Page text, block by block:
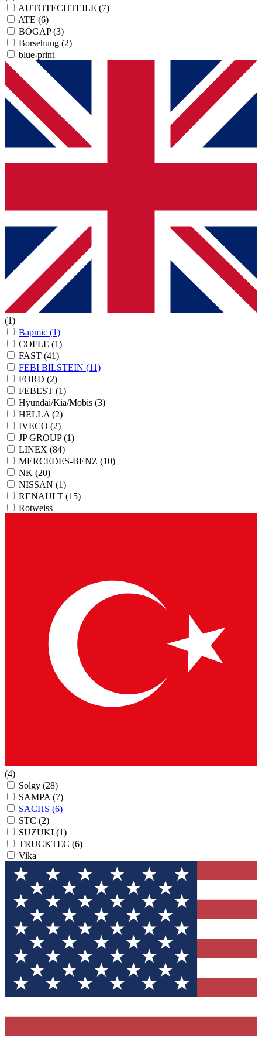
AUTOTECHTEILE (7)
ATE (6)
BOGAP(3)
Borsehung (2)
blue-print
(1)
Bapmic (1)
COFLE (1)
FAST (41)
FEBI BILSTEIN (11)
FORD (2)
FEBEST (1)
Hyundai/Kia/Mobis (3)
HELLA (2)
IVECO (2)
JP GROUP(1)
LINEX (84)
MERCEDES-BENZ (10)
NK (20)
NISSAN (1)
RENAULT (15)
Rotweiss
(4)
Solgy (28)
SAMPA (7)
SACHS (6)
STC (2)
SUZUKI (1)
TRUCKTEC (6)
Vika